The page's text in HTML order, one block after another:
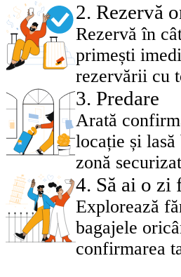
2. Rezervă
Rezervă în
primești
rezervării cu
3. Predare
Arată
locație și
zonă
4. Să ai o zi
Explorează
bagajele
confirmarea